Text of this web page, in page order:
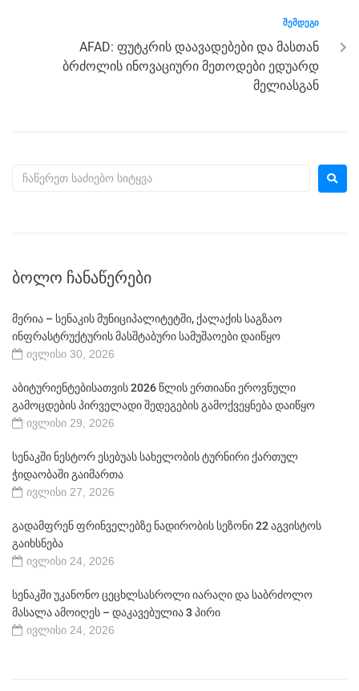
ᲨᲔᲛᲓᲔᲒᲘ
AFAD: ფუტკრის დაავადებები და მასთან
ბრძოლის ინოვაციური მეთოდები ედუარდ
მელიასგან
ᲑᲝᲚᲝ ᲩᲐᲜᲐᲬᲔᲠᲔᲑᲘ
მერია – სენაკის მუნიციპალიტეტში, ქალაქის საგზაო
ინფრასტრუქტურის მასშტაბური სამუშაოები დაიწყო
ივლისი 30, 2026
აბიტურიენტებისათვის 2026 წლის ერთიანი ეროვნული
გამოცდების პირველადი შედეგების გამოქვეყნება დაიწყო
ივლისი 29, 2026
სენაკში ნესტორ ესებუას სახელობის ტურნირი ქართულ
ჭიდაობაში გაიმართა
ივლისი 27, 2026
გადამფრენ ფრინველებზე ნადირობის სეზონი 22 აგვისტოს
გაიხსნება
ივლისი 24, 2026
სენაკში უკანონო ცეცხლსასროლი იარაღი და საბრძოლო
მასალა ამოიღეს – დაკავებულია 3 პირი
ივლისი 24, 2026